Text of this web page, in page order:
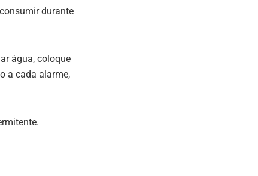
durante
água, coloque
a cada alarme,